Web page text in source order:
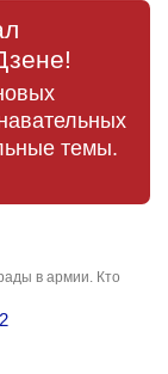
темы.
в армии. Кто